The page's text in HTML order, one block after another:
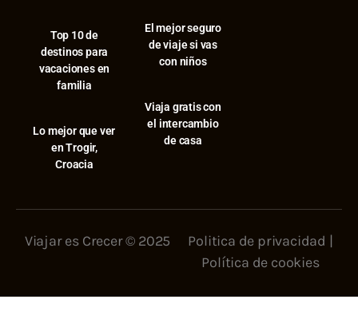
⁠Top 10 de
destinos para
vacaciones en
familia
⁠Lo mejor que ver
en Trogir,
Croacia
El mejor seguro
de viaje si vas
con niños
Viaja gratis con
el intercambio
de casa
Viajar es Crecer © 2025 Politica de privacidad |
Política de cookies